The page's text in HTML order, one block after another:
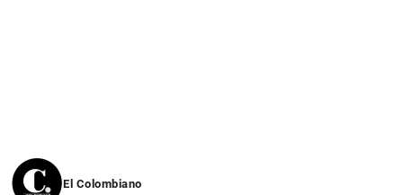
El Colombiano